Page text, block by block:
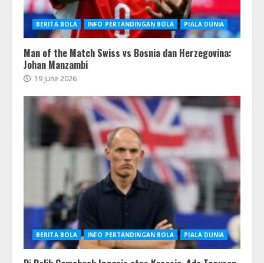
BERITA BOLA INFO PERTANDINGAN BOLA PIALA DUNIA
Man of the Match Swiss vs Bosnia dan Herzegovina:
Johan Manzambi
19 June 2026
BERITA BOLA INFO PERTANDINGAN BOLA PIALA DUNIA